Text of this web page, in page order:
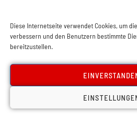
Diese Internetseite verwendet Cookies, um
verbessern und den Benutzern bestimmte
bereitzustellen.